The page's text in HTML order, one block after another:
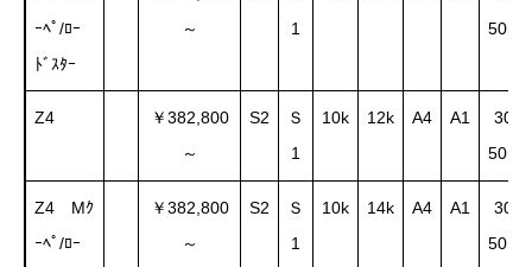
ｰﾍﾟ/ﾛｰ
ﾄﾞｽﾀｰ
～
1
Z4 ￥382,800
～
S2
Ｓ
1
10k 12k A4 A1
30～
Z4 Mｸ
ｰﾍﾟ/ﾛｰ
￥382,800
～
S2
Ｓ
1
10k 14k A4 A1
30～